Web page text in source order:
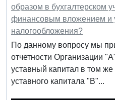
образом в бухгалтерском
финансовым вложением и
налогообложения?
По данному вопросу мы
отчетности Организации
уставный капитал в том
уставного капитала "В"...